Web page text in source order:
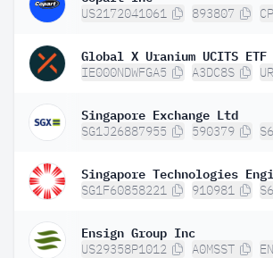
US2172041061 893807
Global X Uranium UCITS ETF
IE000NDWFGA5 A3DC8S
Singapore Exchange Ltd
SG1J26887955 590379
Singapore Technologies
SG1F60858221 910981
Ensign Group Inc
US29358P1012 A0MSST